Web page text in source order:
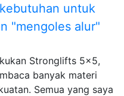
untuk
"mengoles alur"
Stronglifts 5x5,
banyak materi
Semua yang saya